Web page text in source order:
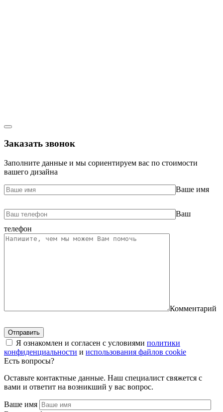
Заказать звонок
Заполните данные и мы сориентируем вас по стоимости
вашего дизайна
Ваше имя
Ваш
телефон
Комментарий
Я ознакомлен и согласен с условиями политики
конфиденциальности и использования файлов cookie
Есть вопросы?
Оставьте контактные данные. Наш специалист свяжется с
вами и ответит на возникший у вас вопрос.
Ваше имя